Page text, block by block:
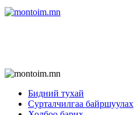
Бидний тухай
Сурталчилгаа байршуулах